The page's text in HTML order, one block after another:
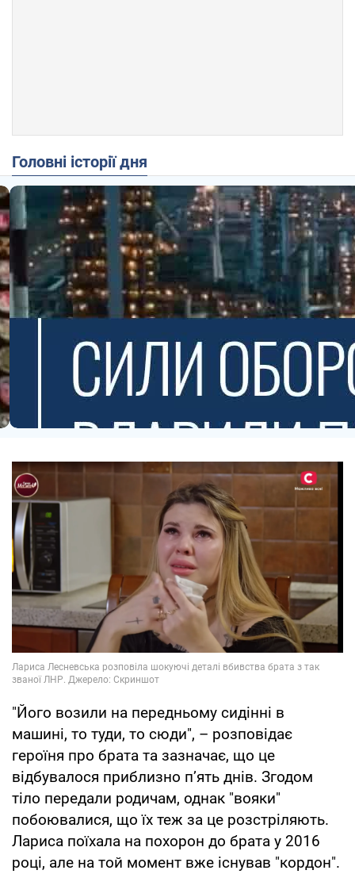
Головні історії дня
"Його возили на передньому сидінні в
машині, то туди, то сюди", – розповідає
героїня про брата та зазначає, що це
відбувалося приблизно пʼять днів. Згодом
тіло передали родичам, однак "вояки"
побоювалися, що їх теж за це розстріляють.
Лариса поїхала на похорон до брата у 2016
році, але на той момент вже існував "кордон".